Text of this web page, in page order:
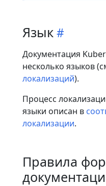
Язык
Документация
несколько языков
локализаций).
Процесс
языки описан в
локализации.
Правила